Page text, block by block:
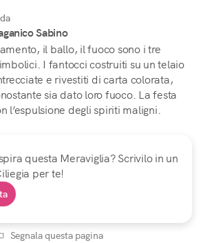
Sabino
il ballo, il fuoco sono i tre
I fantocci costruiti su un telaio
e rivestiti di carta colorata,
sia dato loro fuoco. La festa
l’espulsione degli spiriti maligni.
questa Meraviglia? Scrivilo in un
per te!
Segnala questa pagina